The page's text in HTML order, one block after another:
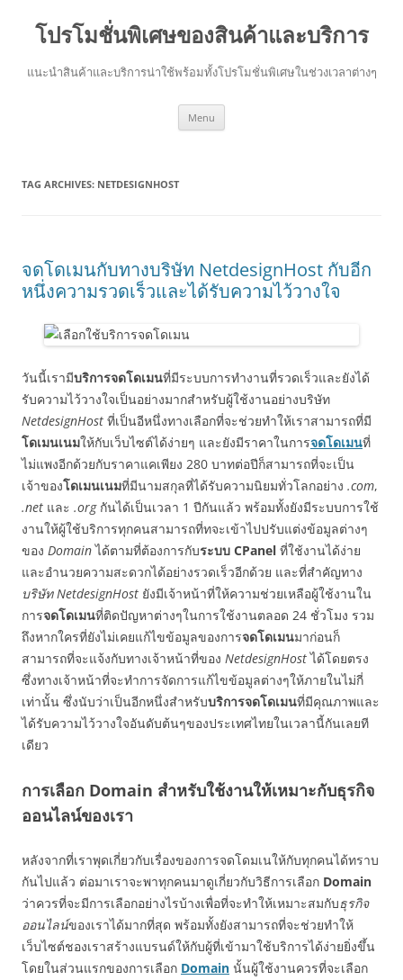
โปรโมชั่นพิเศษของสินค้าและบริการ
แนะนำสินค้าและบริการน่าใช้พร้อมทั้งโปรโมชั่นพิเศษในช่วงเวลาต่างๆ
Menu
TAG ARCHIVES: NETDESIGNHOST
จดโดเมนกับทางบริษัท NetdesignHost กับอีก
หนึ่งความรวดเร็วและได้รับความไว้วางใจ
วันนี้เรามีบริการจดโดเมนที่มีระบบการทำงานที่รวดเร็วและยังได้
รับความไว้วางใจเป็นอย่างมากสำหรับผู้ใช้งานอย่างบริษัท
NetdesignHost ที่เป็นอีหนึ่งทางเลือกที่จะช่วยทำให้เราสามารถที่มี
โดเมนเนมให้กับเว็บไซต์ได้ง่ายๆ และยังมีราคาในการจดโดเมนที่
ไม่แพงอีกด้วยกับราคาแคเพียง 280 บาทต่อปีก็สามารถที่จะเป็น
เจ้าของโดเมนเนมที่มีนามสกุลที่ได้รับความนิยมทั่วโลกอย่าง .com,
.net และ .orgกันได้เป็นเวลา 1 ปีกันแล้ว พร้อมทั้งยังมีระบบการใช้
งานให้ผู้ใช้บริการทุกคนสามารถที่ทจะเข้าไปปรับแต่งข้อมูลต่างๆ
ของ Domainได้ตามที่ต้องการกับระบบ CPanel ที่ใช้งานได้ง่าย
และอำนวยความสะดวกได้อย่างรวดเร็วอีกด้วย และที่สำคัญทาง
บริษัท NetdesignHost ยังมีเจ้าหน้าที่ให้ความช่วยเหลือผู้ใช้งานใน
การจดโดเมนที่ติดปัญหาต่างๆในการใช้งานตลอด 24 ชั่วโมง รวม
ถึงหากใครที่ยังไม่เคยแก้ไขข้อมูลของการจดโดเมนมาก่อนก็
สามารถที่จะแจ้งกับทางเจ้าหน้าที่ของ NetdesignHostได้โดยตรง
ซึ่งทางเจ้าหน้าที่จะทำการจัดการแก้ไขข้อมูลต่างๆให้ภายในไม่กี่
เท่านั้น ซึ่งนับว่าเป็นอีกหนึ่งสำหรับบริการจดโดเมนที่มีคุณภาพและ
ได้รับความไว้วางใจอันดับต้นๆของประเทศไทยในเวลานี้กันเลยที
เดียว
การเลือก Domain สำหรับใช้งานให้เหมาะกับธุรกิจ
ออนไลน์ของเรา
หลังจากที่เราพุดเกี่ยวกับเรื่องของการจดโดมเนให้กับทุกคนได้ทราบ
กันไปแล้ว ต่อมาเราจะพาทุกคนมาดูเกี่ยวกับวิธีการเลือก Domain
ว่าควรที่จะมีการเลือกอย่างไรบ้างเพื่อที่จะทำให้เหมาะสมกับธุรกิจ
ออนไลน์ของเราได้มากที่สุด พร้อมทั้งยังสามารถที่จะช่วยทำให้
เว็บไซต์ชองเราสร้างแบรนด์ให้กับผู้ที่เข้ามาใช้บริการได้ง่ายยิ่งขึ้น
โดยในส่วนแรกของการเลือก Domain นั้นผู้ใช้งานควรที่จะเลือก